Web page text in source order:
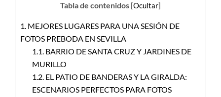
Tabla de contenidos [Ocultar]
1.MEJORES LUGARES PARA UNA SESIÓN DE
FOTOS PREBODA EN SEVILLA
1.1. BARRIO DE SANTA CRUZ Y JARDINES DE
MURILLO
1.2. EL PATIO DE BANDERAS Y LA GIRALDA:
ESCENARIOS PERFECTOS PARA FOTOS